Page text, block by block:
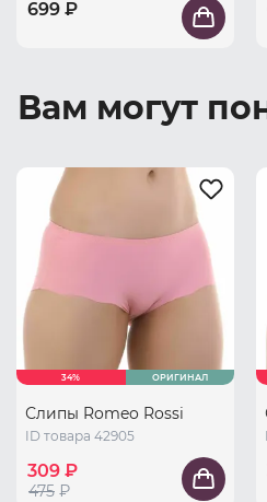
699 ₽
Вам могут
34% ОРИГИНАЛ
Слипы Romeo Rossi
ID товара 42905
309 ₽
475 ₽